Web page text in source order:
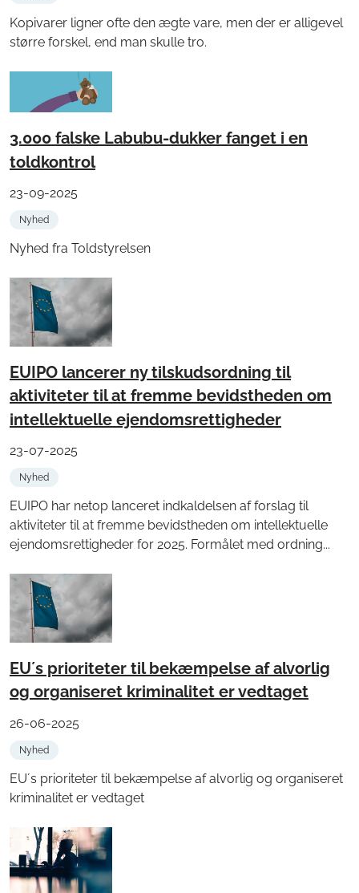
Kopivarer ligner ofte den ægte vare, men der er alligevel
større forskel, end man skulle tro.
3.000 falske Labubu-dukker fanget i en
toldkontrol
23-09-2025
Nyhed
Nyhed fra Toldstyrelsen
EUIPO lancerer ny tilskudsordning til
aktiviteter til at fremme bevidstheden om
intellektuelle ejendomsrettigheder
23-07-2025
Nyhed
EUIPO har netop lanceret indkaldelsen af forslag til
aktiviteter til at fremme bevidstheden om intellektuelle
ejendomsrettigheder for 2025. Formålet med ordning...
EU´s prioriteter til bekæmpelse af alvorlig
og organiseret kriminalitet er vedtaget
26-06-2025
Nyhed
EU´s prioriteter til bekæmpelse af alvorlig og organiseret
kriminalitet er vedtaget